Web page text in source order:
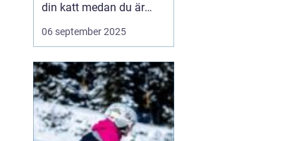
din katt medan du är
bortrest? Ett
kattpensionat kan vara
I hjärtat av Småland,
precis utanför
Jönköping, erbjuder flera
kattpensio...
06 september 2025